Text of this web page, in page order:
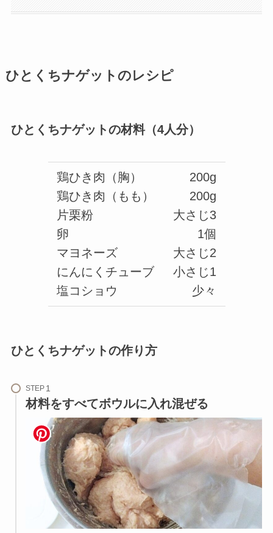
ひとくちナゲットのレシピ
ひとくちナゲットの材料（4人分）
鶏ひき肉（胸）
鶏ひき肉（もも）
片栗粉
卵
マヨネーズ
にんにくチューブ
塩コショウ
200g
200g
大さじ3
1個
大さじ2
小さじ1
少々
ひとくちナゲットの作り方
STEP
材料をすべてボウルに入れ混ぜる